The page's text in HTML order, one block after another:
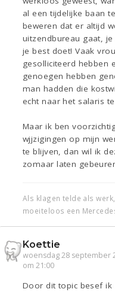
al een tijdelijke baan
beweren dat er altijd
uitzendbureau gaat,
je best doet! Vaak
gesolliciteerd hebben
genoegen hebben
man hadden die
echt naar het salaris
Maar ik ben
wjjzigingen op mijn
te blijven, dan wil ik
zomaar laten
Als klagen telde als
moeiteloos een
Koettie
woensdag 28 september
om 21:00
Door dit topic besef